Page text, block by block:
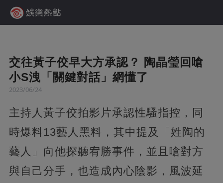
交往黃子佼早大方承認？ 陶晶瑩回嗆
小S洩「關鍵對話」網懂了
2023/06/24
主持人黃子佼拍影片承認性騷指控，同
時爆料13藝人黑料，其中提及「姓陶的
藝人」向他探聽宥勝事件，並且嗆對方
與自己分手，也造成內心陰影，風波延